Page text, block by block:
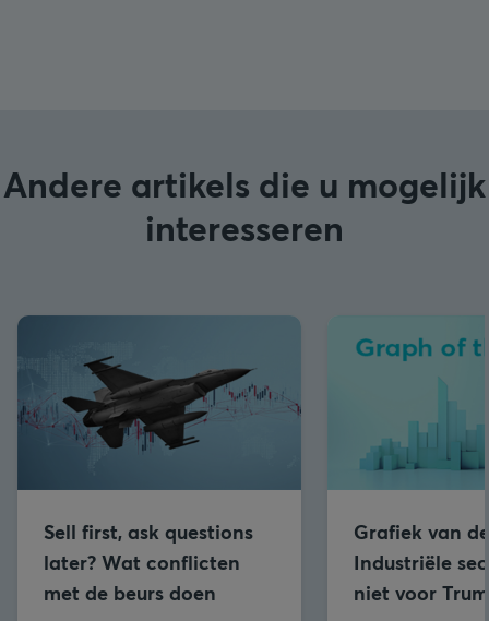
Andere artikels die u mogelijk
interesseren
Sell first, ask questions
later? Wat conflicten
met de beurs doen
Grafiek van
Industriële
niet voor